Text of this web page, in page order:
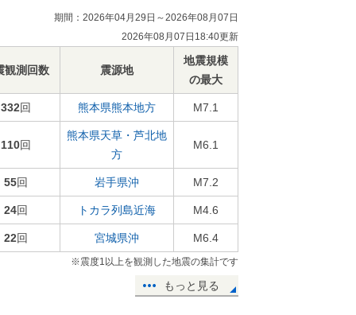
期間：2026年04月29日～2026年08月07日
2026年08月07日18:40更新
観測回数 震源地
地震規模
の最大
332回 熊本県熊本地方 M7.1
110回
熊本県天草・芦北地
方
M6.1
55回 岩手県沖 M7.2
24回 トカラ列島近海 M4.6
22回 宮城県沖 M6.4
※震度1以上を観測した地震の集計です
もっと見る